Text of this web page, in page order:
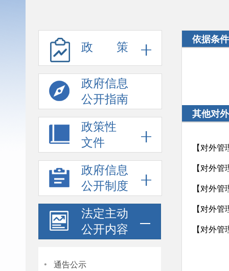
政 策
政府信息
公开指南
政策性
文件
政府信息
公开制度
法定主动
公开内容
· 通告公示
依据条
其他对
【对外
【对外
【对外
【对外
【对外